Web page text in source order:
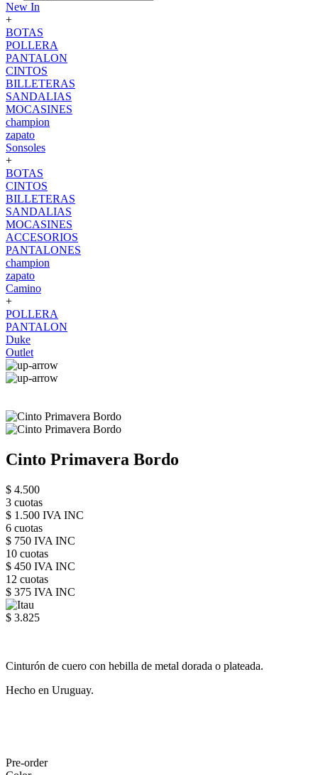
New In
+
BOTAS
POLLERA
PANTALON
CINTOS
BILLETERAS
SANDALIAS
MOCASINES
champion
zapato
Sonsoles
+
BOTAS
CINTOS
BILLETERAS
SANDALIAS
MOCASINES
ACCESORIOS
PANTALONES
champion
zapato
Camino
+
POLLERA
PANTALON
Duke
Outlet
Cinto Primavera Bordo
$ 4.500
3 cuotas
$ 1.500 IVA INC
6 cuotas
$ 750 IVA INC
10 cuotas
$ 450 IVA INC
12 cuotas
$ 375 IVA INC
$ 3.825
Cinturón de cuero con hebilla de metal dorada o plateada.
Hecho en Uruguay.
Pre-order